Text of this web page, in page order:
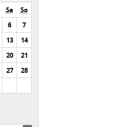
Sa
So
6
7
13
14
20
21
27
28